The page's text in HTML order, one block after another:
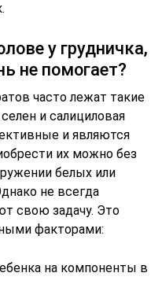
у грудничка,
не помогает?
часто лежат такие
и салициловая
и являются
их можно без
белых или
не всегда
свою задачу. Это
факторами:
на компоненты в